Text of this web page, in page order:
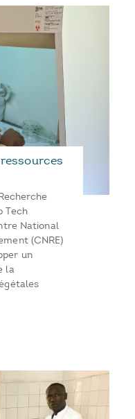
Tech
National
(CNRE)
un
la